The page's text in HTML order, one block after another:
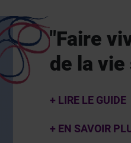
"Faire
de la
+ LIRE LE GUIDE
+ EN SAVOIR